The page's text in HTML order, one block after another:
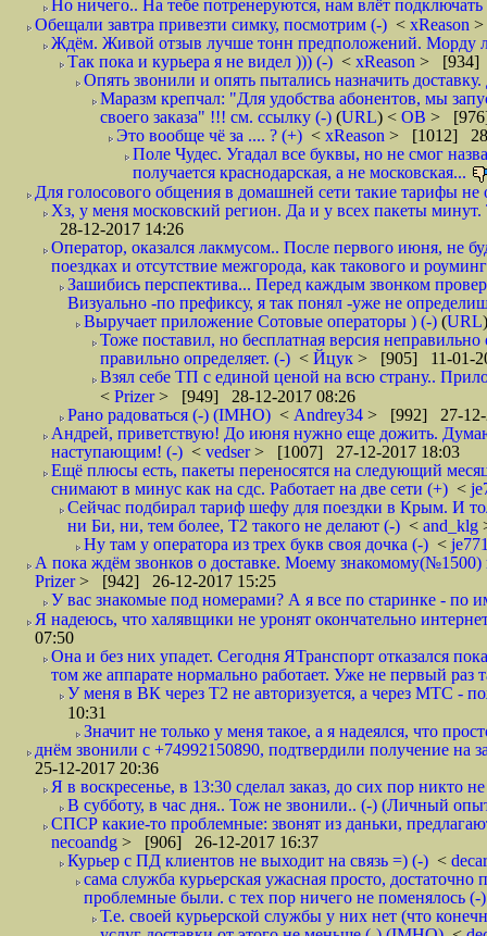
Но ничего.. На тебе потренеруются, нам влёт подключать
Обещали завтра привезти симку, посмотрим (-) < xReason
Ждём. Живой отзыв лучше тонн предположений. Морду
Так пока и курьера я не видел ))) (-) < xReason > [934]
Опять звонили и опять пытались назначить
Маразм крепчал: "Для удобства абонентов, мы
своего заказа" !!! см. ссылку (-) (URL) < ОВ >
Это вообще чё за .... ? (+) < xReason > [1012]
Поле Чудес. Угадал все буквы, но не смог
получается краснодарская, а не московская...
Для голосового общения в домашней сети такие тарифы не
Хз, у меня московский регион. Да и у всех пакеты
28-12-2017 14:26
Оператор, оказался лакмусом.. После первого июня, не
поездках и отсутствие межгорода, как такового и
Зашибись перспектива... Перед каждым звонком
Визуально -по префиксу, я так понял -уже не
Выручает приложение Сотовые операторы ) (-) (URL
Тоже поставил, но бесплатная версия
правильно определяет. (-) < Йцук > [905] 11-01-
Взял себе ТП с единой ценой на всю страну..
< Prizer> [949] 28-12-2017 08:26
Рано радоваться (-) (IMHO) < Andrey34 > [992] 27-12-
Андрей, приветствую! До июня нужно еще дожить.
наступающим! (-) < vedser> [1007] 27-12-2017 18:03
Ещё плюсы есть, пакеты переносятся на следующий
снимают в минус как на сдс. Работает на две сети (+) <
Сейчас подбирал тариф шефу для поездки в Крым. И
ни Би, ни, тем более, Т2 такого не делают (-) < and_klg
Ну там у оператора из трех букв своя дочка (-) <
А пока ждём звонков о доставке. Моему знакомому(№1500)
Prizer> [942] 26-12-2017 15:25
У вас знакомые под номерами? А я все по старинке - по
Я надеюсь, что халявщики не уронят окончательно
07:50
Она и без них упадет. Сегодня ЯТранспорт отказался
том же аппарате нормально работает. Уже не первый раз
У меня в ВК через Т2 не авторизуется, а через МТС -
10:31
Значит не только у меня такое, а я надеялся, что
днём звонили с +74992150890, подтвердили получение на
25-12-2017 20:36
Я в воскресенье, в 13:30 сделал заказ, до сих пор никто
В субботу, в час дня.. Тож не звонили.. (-) (Личный
СПСР какие-то проблемные: звонят из даньки,
necoandg > [906] 26-12-2017 16:37
Курьер с ПД клиентов не выходит на связь =) (-) <
сама служба курьерская ужасная просто,
проблемные были. с тех пор ничего не поменялось (-)
Т.е. своей курьерской службы у них нет (что